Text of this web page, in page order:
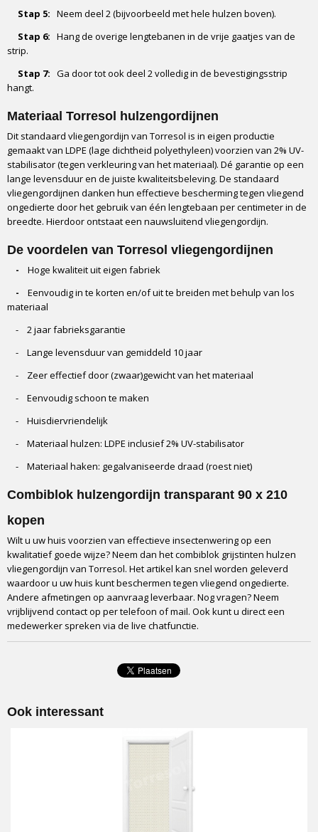
Stap 5: Neem deel 2 (bijvoorbeeld met hele hulzen boven).
Stap 6: Hang de overige lengtebanen in de vrije gaatjes van de
strip.
Stap 7: Ga door tot ook deel 2 volledig in de bevestigingsstrip
hangt.
Materiaal Torresol hulzengordijnen
Dit standaard vliegengordijn van Torresol is in eigen productie
gemaakt van LDPE (lage dichtheid polyethyleen) voorzien van 2% UV-
stabilisator (tegen verkleuring van het materiaal). Dé garantie op een
lange levensduur en de juiste kwaliteitsbeleving. De standaard
vliegengordijnen danken hun effectieve bescherming tegen vliegend
ongedierte door het gebruik van één lengtebaan per centimeter in de
breedte. Hierdoor ontstaat een nauwsluitend vliegengordijn.
De voordelen van Torresol vliegengordijnen
- Hoge kwaliteit uit eigen fabriek
- Eenvoudig in te korten en/of uit te breiden met behulp van los
materiaal
- 2 jaar fabrieksgarantie
- Lange levensduur van gemiddeld 10 jaar
- Zeer effectief door (zwaar)gewicht van het materiaal
- Eenvoudig schoon te maken
- Huisdiervriendelijk
- Materiaal hulzen: LDPE inclusief 2% UV-stabilisator
- Materiaal haken: gegalvaniseerde draad (roest niet)
Combiblok hulzengordijn transparant 90 x 210
kopen
Wilt u uw huis voorzien van effectieve insectenwering op een
kwalitatief goede wijze? Neem dan het combiblok grijstinten hulzen
vliegengordijn van Torresol. Het artikel kan snel worden geleverd
waardoor u uw huis kunt beschermen tegen vliegend ongedierte.
Andere afmetingen op aanvraag leverbaar. Nog vragen? Neem
vrijblijvend contact op per telefoon of mail. Ook kunt u direct een
medewerker spreken via de live chatfunctie.
Ook interessant